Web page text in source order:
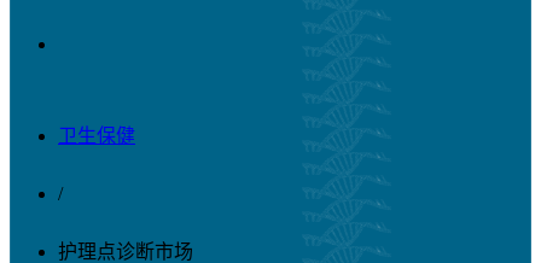
卫生保健
/
护理点诊断市场